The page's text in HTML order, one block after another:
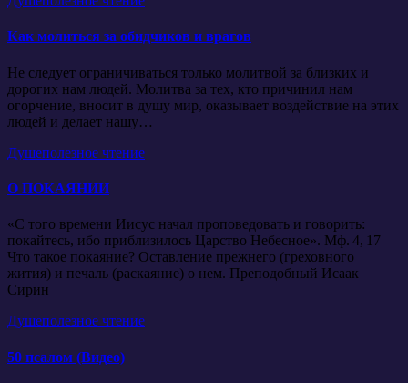
Как молиться за обидчиков и врагов
Не следует ограничиваться только молитвой за близких и
дорогих нам людей. Молитва за тех, кто причинил нам
огорчение, вносит в душу мир, оказывает воздействие на этих
людей и делает нашу…
Душеполезное чтение
О ПОКАЯНИИ
«С того времени Иисус начал проповедовать и говорить:
покайтесь, ибо приблизилось Царство Небесное». Мф. 4, 17
Что такое покаяние? Оставление прежнего (греховного
жития) и печаль (раскаяние) о нем. Преподобный Исаак
Сирин
Душеполезное чтение
50 псалом (Видео)